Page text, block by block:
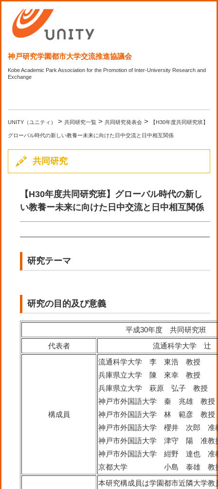
神戸研究学園都市大学交流推進協議会
Kobe Academic Park Association for the Promotion of Inter-University Research and
Exchange
UNITY（ユニティ） >共同研究一覧 >共同研究発表会 > 【H30年度共同研究班】
グローバル時代の新しい教養ー未来に向けた日中交流と日中相互関係
共同研究
【H30年度共同研究班】グローバル時代の新し
い教養ー未来に向けた日中交流と日中相互関係
研究テーマ
研究の目的及び意義
平成30年度 共同研究班
代表者
流通科学大学
構成員
流通科学大学 李 東浩 教授
兵庫県立大学 陳 來幸 教授
兵庫県立大学 萩原 弘子 教授
神戸市外国語大学 秦 兆雄 教授
神戸市外国語大学 林 範彦 教授
神戸市外国語大学 櫻井 次郎 准
神戸市外国語大学 津守 陽 准教
神戸市外国語大学 紺野 達也 准
京都大学 小島 泰雄 教
本研究構成員は学園都市近隣大学